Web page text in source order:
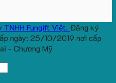
TNHH Fungift Việt. Đăng ký
ngày: 25/10/2019 nơi cấp
- Chương Mỹ